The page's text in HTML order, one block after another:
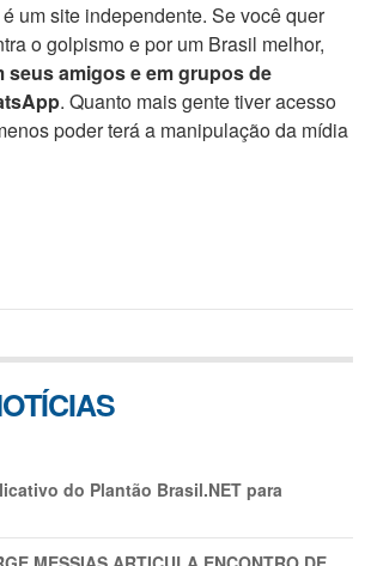
é um site independente. Se você quer
o golpismo e por um Brasil melhor,
seus amigos e em grupos de
. Quanto mais gente tiver acesso
poder terá a manipulação da mídia
do Plantão Brasil.NET para